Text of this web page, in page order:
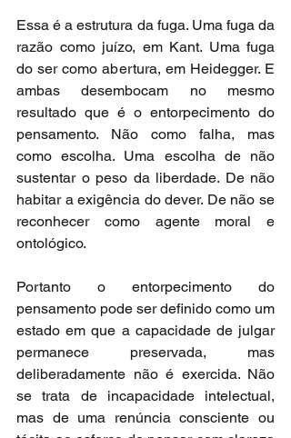
Essa é a estrutura da fuga. Uma fuga da
razão como juízo, em Kant. Uma fuga
do ser como abertura, em Heidegger. E
ambas desembocam no mesmo
resultado que é o entorpecimento do
pensamento. Não como falha, mas
como escolha. Uma escolha de não
sustentar o peso da liberdade. De não
habitar a exigência do dever. De não se
reconhecer como agente moral e
ontológico.
Portanto o entorpecimento do
pensamento pode ser definido como um
estado em que a capacidade de julgar
permanece preservada, mas
deliberadamente não é exercida. Não
se trata de incapacidade intelectual,
mas de uma renúncia consciente ou